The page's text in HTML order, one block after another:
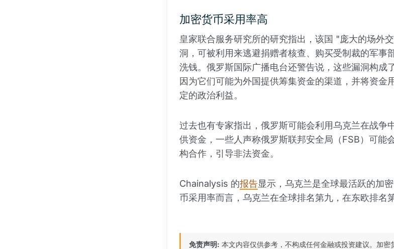
加密货币采用率高
皇家联合服务研究所的研究指出，该国 "庞大的场外
洞，可被利用来逃避捐赠者核查、购买受制裁的军事
洗钱。俄罗斯国际广播电台还警告说，这些漏洞构成
因为它们可能为外国提供筹集资金的渠道，并将资金
定的政治利益。
过去也有专家指出，俄罗斯可能会利用乌克兰在战争
供资金，一些人声称俄罗斯联邦安全局（FSB）可能
构合作，引导非法资金。
Chainalysis 的报告显示，乌克兰是全球最活跃的加
币采用率而言，乌克兰在全球排名第九，在东欧排名第
免责声明: 本文内容仅供参考，不构成任何金融或投资建议。加密